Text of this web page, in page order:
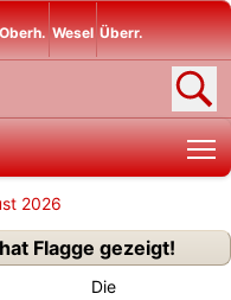
Oberh. Wesel Überr.
2026
Flagge gezeigt!
Die